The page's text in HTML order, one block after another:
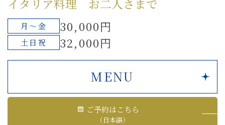
イタリア料理 お二人さまで
月～金 30,000円
土日祝 32,000円
MENU
ご予約はこちら
（日本語）